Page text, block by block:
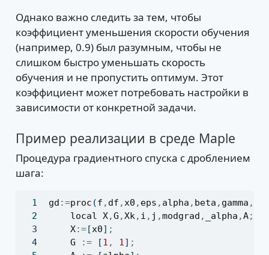
Однако важно следить за тем, чтобы
коэффициент уменьшения скорости обучения
(например, 0.9) был разумным, чтобы не
слишком быстро уменьшать скорость
обучения и не пропустить оптимум. Этот
коэффициент может потребовать настройки в
зависимости от конкретной задачи.
Пример реализации в среде Maple
Процедура градиентного спуска с дроблением
шага:
gd :=proc (f , df ,x0 , eps , alpha , beta , gamma ,
local X,G ,Xk, i , j ,modgrad , alpha ,A;
X:= [x0] ;
G
:= [1 , 1] ;